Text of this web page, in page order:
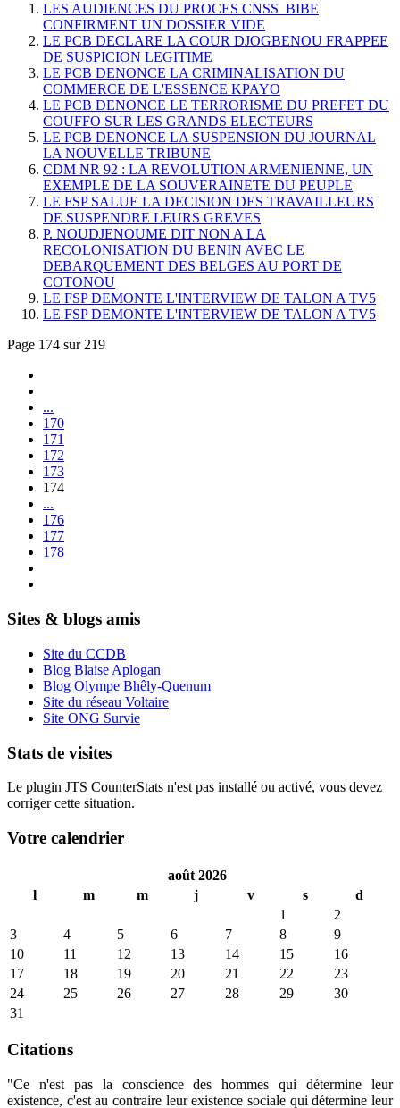
LES AUDIENCES DU PROCES CNSS_BIBE
CONFIRMENT UN DOSSIER VIDE
LE PCB DECLARE LA COUR DJOGBENOU FRAPPEE
DE SUSPICION LEGITIME
LE PCB DENONCE LA CRIMINALISATION DU
COMMERCE DE L'ESSENCE KPAYO
LE PCB DENONCE LE TERRORISME DU PREFET DU
COUFFO SUR LES GRANDS ELECTEURS
LE PCB DENONCE LA SUSPENSION DU JOURNAL
LA NOUVELLE TRIBUNE
CDM NR 92 : LA REVOLUTION ARMENIENNE, UN
EXEMPLE DE LA SOUVERAINETE DU PEUPLE
LE FSP SALUE LA DECISION DES TRAVAILLEURS
DE SUSPENDRE LEURS GREVES
P. NOUDJENOUME DIT NON A LA
RECOLONISATION DU BENIN AVEC LE
DEBARQUEMENT DES BELGES AU PORT DE
COTONOU
LE FSP DEMONTE L'INTERVIEW DE TALON A TV5
LE FSP DEMONTE L'INTERVIEW DE TALON A TV5
Page 174 sur 219
...
170
171
172
173
174
...
176
177
178
Sites & blogs amis
Site du CCDB
Blog Blaise Aplogan
Blog Olympe Bhêly-Quenum
Site du réseau Voltaire
Site ONG Survie
Stats de visites
Le plugin JTS CounterStats n'est pas installé ou activé, vous devez
corriger cette situation.
Votre calendrier
août 2026
l
m m j v s
d
1
2
3
4 5 6 7 8
9
10
11 12 13 14 15
16
17
18 19 20 21 22
23
24
25 26 27 28 29
30
31
Citations
"Ce n'est pas la conscience des hommes qui détermine leur
existence, c'est au contraire leur existence sociale qui détermine leur